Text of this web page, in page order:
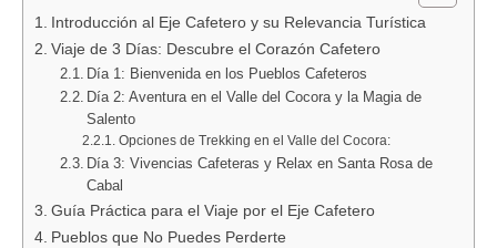
Introducción al Eje Cafetero y su Relevancia Turística
Viaje de 3 Días: Descubre el Corazón Cafetero
Día 1: Bienvenida en los Pueblos Cafeteros
Día 2: Aventura en el Valle del Cocora y la Magia de
Salento
Opciones de Trekking en el Valle del Cocora:
Día 3: Vivencias Cafeteras y Relax en Santa Rosa de
Cabal
Guía Práctica para el Viaje por el Eje Cafetero
Pueblos que No Puedes Perderte